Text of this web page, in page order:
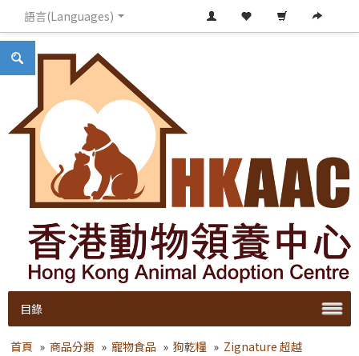
語言(Languages)
目錄
首頁 » 商品分類 » 寵物食品 » 狗乾糧 » Zignature 超越